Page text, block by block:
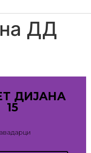
ДД
ДИЈАНА
15